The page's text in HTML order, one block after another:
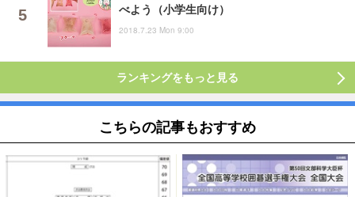
べよう（小学生向け）
2018.7.23 Mon 9:00
ランキングをもっと見る
こちらの記事もおすすめ